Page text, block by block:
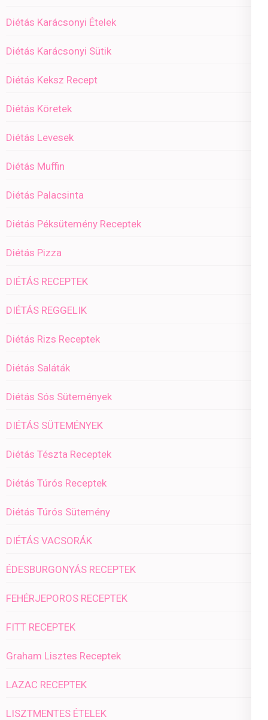
Diétás Karácsonyi Ételek
Diétás Karácsonyi Sütik
Diétás Keksz Recept
Diétás Köretek
Diétás Levesek
Diétás Muffin
Diétás Palacsinta
Diétás Péksütemény Receptek
Diétás Pizza
DIÉTÁS RECEPTEK
DIÉTÁS REGGELIK
Diétás Rizs Receptek
Diétás Saláták
Diétás Sós Sütemények
DIÉTÁS SÜTEMÉNYEK
Diétás Tészta Receptek
Diétás Túrós Receptek
Diétás Túrós Sütemény
DIÉTÁS VACSORÁK
ÉDESBURGONYÁS RECEPTEK
FEHÉRJEPOROS RECEPTEK
FITT RECEPTEK
Graham Lisztes Receptek
LAZAC RECEPTEK
LISZTMENTES ÉTELEK